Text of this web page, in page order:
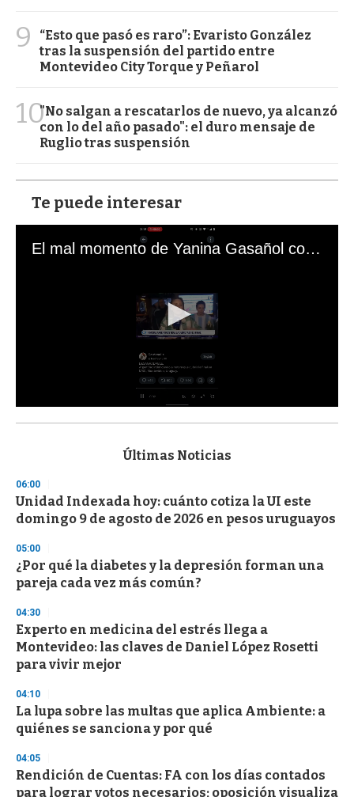
9
“Esto que pasó es raro”: Evaristo González
tras la suspensión del partido entre
Montevideo City Torque y Peñarol
10"No salgan a rescatarlos de nuevo, ya alcanzó
con lo del año pasado": el duro mensaje de
Ruglio tras suspensión
Te puede interesar
El mal momento de Yanina Gasañol con un hincha argentino en "Subrayado"
s
d
s
o
f
3
s
e
c
n
d
s
Últimas Noticias
06:00
Unidad Indexada hoy: cuánto cotiza la UI este
domingo 9 de agosto de 2026 en pesos uruguayos
05:00
¿Por qué la diabetes y la depresión forman una
pareja cada vez más común?
04:30
Experto en medicina del estrés llega a
Montevideo: las claves de Daniel López Rosetti
para vivir mejor
04:10
La lupa sobre las multas que aplica Ambiente: a
quiénes se sanciona y por qué
04:05
Rendición de Cuentas: FA con los días contados
para lograr votos necesarios; oposición visualiza